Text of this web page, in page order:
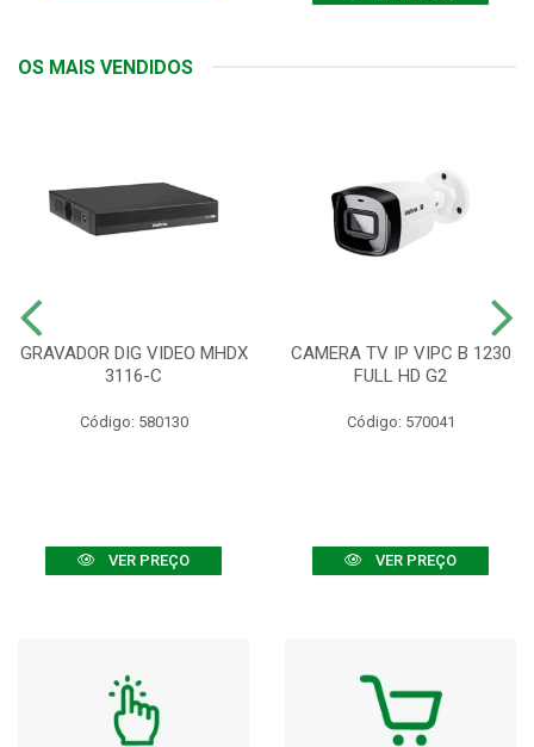
OS MAIS VENDIDOS
GRAVADOR DIG VIDEO MHDX
3116-C
Código: 580130
VER PREÇO
CAMERA TV IP VIPC B 1230
FULL HD G2
Código: 570041
VER PREÇO